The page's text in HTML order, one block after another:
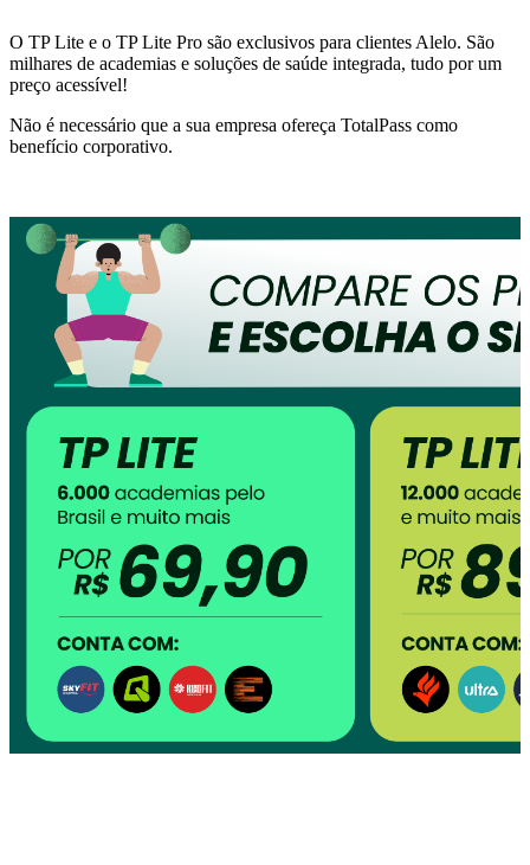
O TP Lite e o TP Lite Pro são exclusivos para clientes Alelo. São
milhares de academias e soluções de saúde integrada, tudo por um
preço acessível!
Não é necessário que a sua empresa ofereça TotalPass como
benefício corporativo.